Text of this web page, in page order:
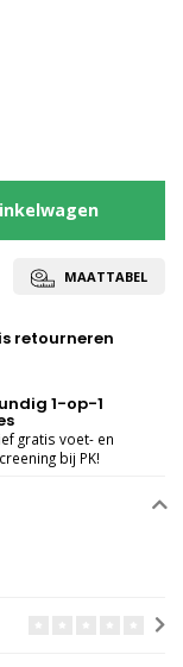
MAATTABEL
retourneren
1-op-1
gratis voet- en
bij PK!